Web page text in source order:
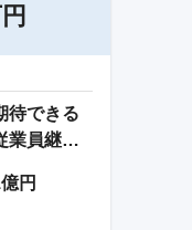
待できる
業員継続
円